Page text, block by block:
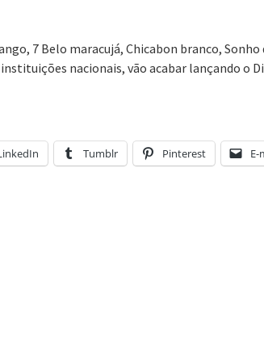
7 Belo maracujá, Chicabon branco,
nacionais, vão acabar lançando o
Tumblr Pinterest E-